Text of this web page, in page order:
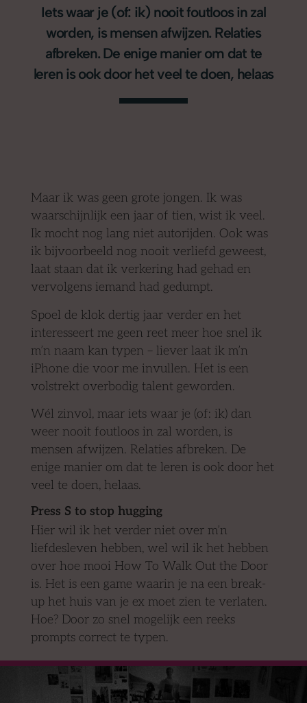
Iets waar je (of: ik) nooit foutloos in zal
worden, is mensen afwijzen. Relaties
afbreken. De enige manier om dat te
leren is ook door het veel te doen, helaas
Maar ik was geen grote jongen. Ik was
waarschijnlijk een jaar of tien, wist ik veel.
Ik mocht nog lang niet autorijden. Ook was
ik bijvoorbeeld nog nooit verliefd geweest,
laat staan dat ik verkering had gehad en
vervolgens iemand had gedumpt.
Spoel de klok dertig jaar verder en het
interesseert me geen reet meer hoe snel ik
m’n naam kan typen – liever laat ik m’n
iPhone die voor me invullen. Het is een
volstrekt overbodig talent geworden.
Wél zinvol, maar iets waar je (of: ik) dan
weer nooit foutloos in zal worden, is
mensen afwijzen. Relaties afbreken. De
enige manier om dat te leren is ook door het
veel te doen, helaas.
Press S to stop hugging
Hier wil ik het verder niet over m’n
liefdesleven hebben, wel wil ik het hebben
over hoe mooi How To Walk Out the Door
is. Het is een game waarin je na een break-
up het huis van je ex moet zien te verlaten.
Hoe? Door zo snel mogelijk een reeks
prompts correct te typen.